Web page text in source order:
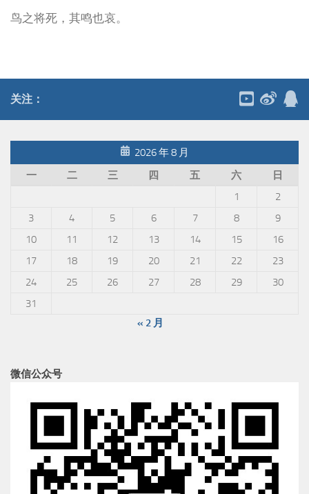
鸟之将死，其鸣也哀。
关注：
2026 年 8 月
一
二 三 四 五 六
日
1
2
3
4 5 6 7 8
9
10
11 12 13 14 15
16
17
18 19 20 21 22
23
24
25 26 27 28 29
30
31
« 2 月
微信公众号